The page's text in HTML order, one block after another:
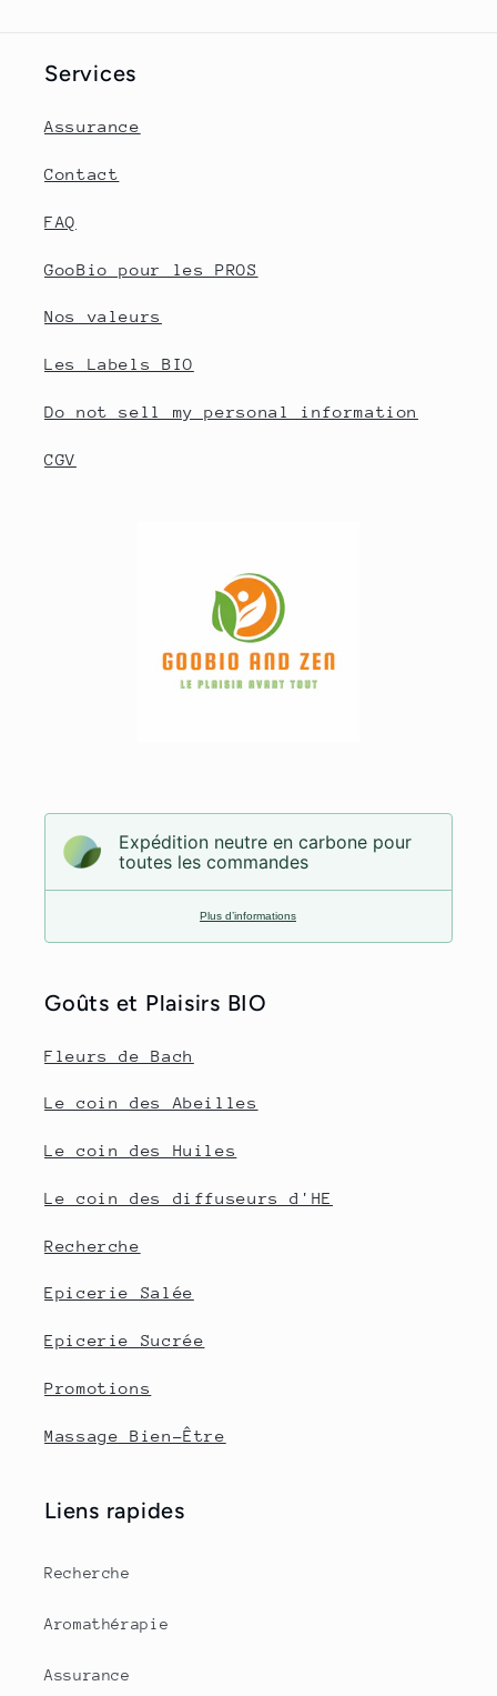
Services
Assurance
Contact
FAQ
GooBio pour les PROS
Nos valeurs
Les Labels BIO
Do not sell my personal information
CGV
Expédition neutre en carbone pour
toutes les commandes
Plus d’informations
Goûts et Plaisirs BIO
Fleurs de Bach
Le coin des Abeilles
Le coin des Huiles
Le coin des diffuseurs d'HE
Recherche
Epicerie Salée
Epicerie Sucrée
Promotions
Massage Bien-Être
Liens rapides
Recherche
Aromathérapie
Assurance